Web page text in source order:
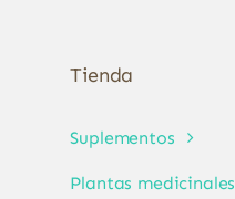
Tienda
Suplementos
Plantas medicinales